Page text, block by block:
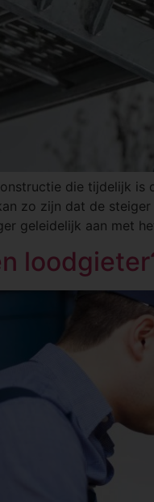
die tijdelijk
zo zijn dat de
geleidelijk aan met